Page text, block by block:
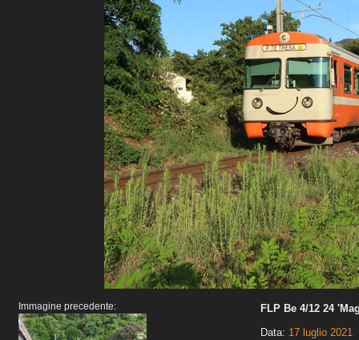
Immagine precedente:
FLP Be 4/12 24
Data: 17 luglio 2021